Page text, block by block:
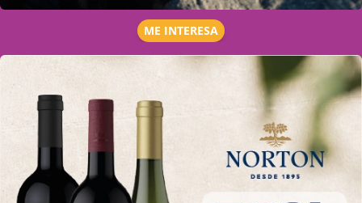
ME INTERESA